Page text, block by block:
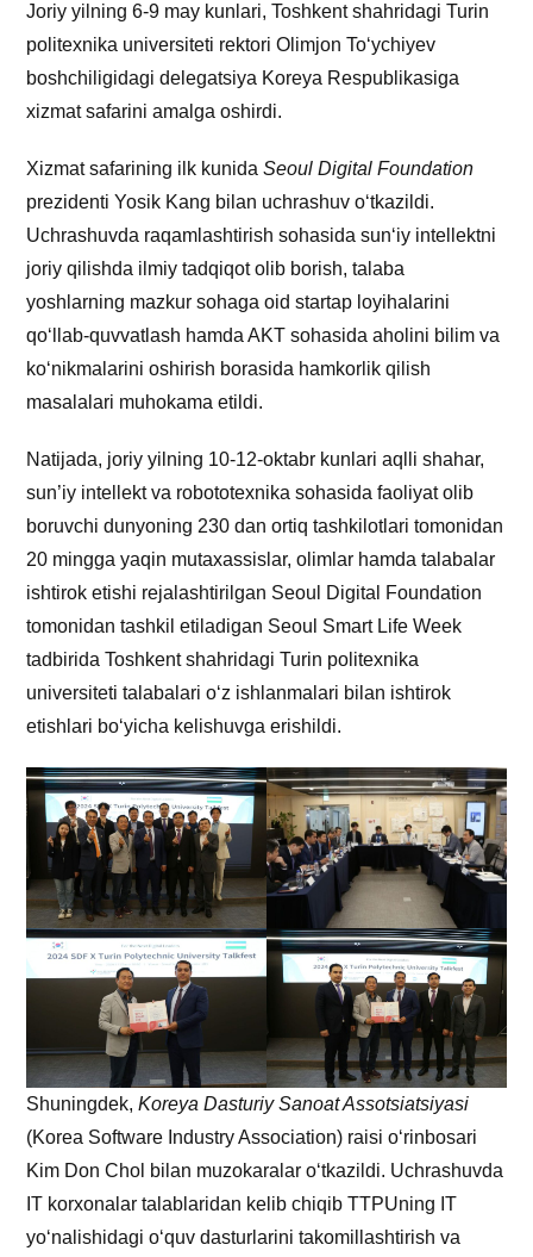
Joriy yilning 6-9 may kunlari, Toshkent shahridagi Turin
politexnika universiteti rektori Olimjon To‘ychiyev
boshchiligidagi delegatsiya Koreya Respublikasiga
xizmat safarini amalga oshirdi.
Xizmat safarining ilk kunidaSeoul Digital Foundation
prezidenti Yosik Kang bilan uchrashuv oʻtkazildi.
Uchrashuvda raqamlashtirish sohasida sun‘iy intellektni
joriy qilishda ilmiy tadqiqot olib borish, talaba
yoshlarning mazkur sohaga oid startap loyihalarini
qo‘llab-quvvatlash hamda AKT sohasida aholini bilim va
ko‘nikmalarini oshirish borasida hamkorlik qilish
masalalari muhokama etildi.
Natijada, joriy yilning 10-12-oktabr kunlari aqlli shahar,
sun’iy intellekt va robototexnika sohasida faoliyat olib
boruvchi dunyoning 230 dan ortiq tashkilotlari tomonidan
20 mingga yaqin mutaxassislar, olimlar hamda talabalar
ishtirok etishi rejalashtirilgan Seoul Digital Foundation
tomonidan tashkil etiladigan Seoul Smart Life Week
tadbirida Toshkent shahridagi Turin politexnika
universiteti talabalari o‘z ishlanmalari bilan ishtirok
etishlari bo‘yicha kelishuvga erishildi.
Shuningdek,Koreya Dasturiy Sanoat Assotsiatsiyasi
(Korea Software Industry Association) raisi oʻrinbosari
Kim Don Chol bilan muzokaralar oʻtkazildi. Uchrashuvda
IT korxonalar talablaridan kelib chiqib TTPUning IT
yoʻnalishidagi o‘quv dasturlarini takomillashtirish va